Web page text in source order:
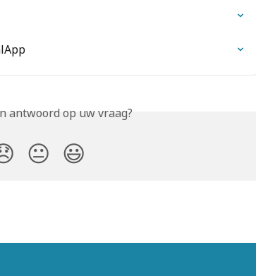
antwoord op uw vraag?
😐 😃